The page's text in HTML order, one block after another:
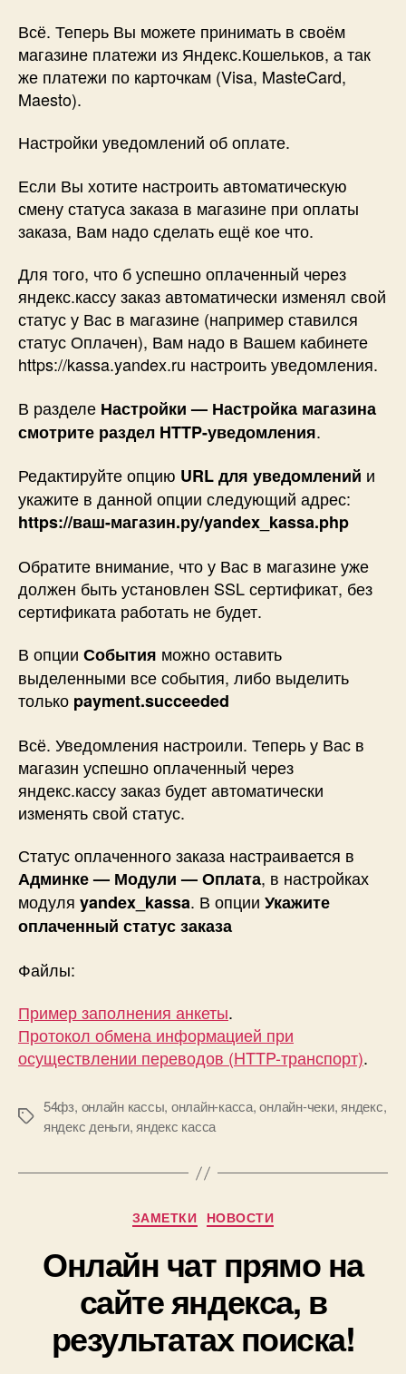
Всё. Теперь Вы можете принимать в своём
магазине платежи из Яндекс.Кошельков, а так
же платежи по карточкам (Visa, MasteCard,
Maesto).
Настройки уведомлений об оплате.
Если Вы хотите настроить автоматическую
смену статуса заказа в магазине при оплаты
заказа, Вам надо сделать ещё кое что.
Для того, что б успешно оплаченный через
яндекс.кассу заказ автоматически изменял свой
статус у Вас в магазине (например ставился
статус Оплачен), Вам надо в Вашем кабинете
https://kassa.yandex.ru настроить уведомления.
В разделе Настройки — Настройка магазина
смотрите раздел HTTP-уведомления.
Редактируйте опцию URL для уведомлений и
укажите в данной опции следующий адрес:
https://ваш-магазин.ру/yandex_kassa.php
Обратите внимание, что у Вас в магазине уже
должен быть установлен SSL сертификат, без
сертификата работать не будет.
В опции События можно оставить
выделенными все события, либо выделить
только payment.succeeded
Всё. Уведомления настроили. Теперь у Вас в
магазин успешно оплаченный через
яндекс.кассу заказ будет автоматически
изменять свой статус.
Статус оплаченного заказа настраивается в
Админке — Модули — Оплата, в настройках
модуля yandex_kassa. В опции Укажите
оплаченный статус заказа
Файлы:
Пример заполнения анкеты.
Протокол обмена информацией при
осуществлении переводов (HTTP-транспорт).
Метки
54фз, онлайн кассы, онлайн-касса,онлайн-чеки, яндекс,
яндекс деньги, яндекс касса
Рубрики
ЗАМЕТКИ НОВОСТИ
Онлайн чат прямо на
сайте яндекса, в
результатах поиска!